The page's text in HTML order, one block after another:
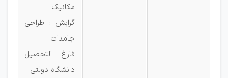
مکانیک
گرایش : طراحی
جامدات
فارغ التحصیل
دانشگاه دولتی